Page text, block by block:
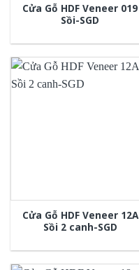
Cửa Gỗ HDF Veneer 019
Sồi-SGD
Cửa Gỗ HDF Veneer 12A
Sồi 2 canh-SGD